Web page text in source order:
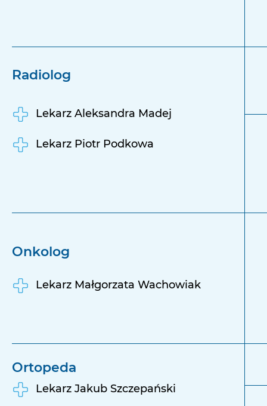
Radiolog
Onkolog
Ortopeda
Lekarz Jakub Szczepański
Lekarz Małgorzata Wachowiak
Lekarz Aleksandra Madej
Lekarz Piotr Podkowa